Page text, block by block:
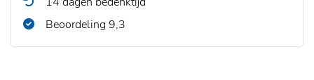
Beoordeling 9,3